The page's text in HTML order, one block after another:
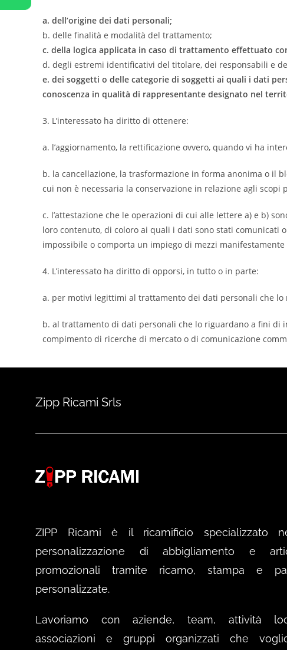
a. dell’origine dei dati personali;
b. delle finalità e modalità del trattamento;
c. della logica applicata in caso di trattamento effettuato
d. degli estremi identificativi del titolare, dei responsabili e
e. dei soggetti o delle categorie di soggetti ai quali i dati
conoscenza in qualità di rappresentante designato nel
3. L’interessato ha diritto di ottenere:
a. l’aggiornamento, la rettificazione ovvero, quando vi ha
b. la cancellazione, la trasformazione in forma anonima o il
cui non è necessaria la conservazione in relazione agli
c. l’attestazione che le operazioni di cui alle lettere a) e b)
loro contenuto, di coloro ai quali i dati sono stati comunicati
impossibile o comporta un impiego di mezzi
4. L’interessato ha diritto di opporsi, in tutto o in parte:
a. per motivi legittimi al trattamento dei dati personali che
b. al trattamento di dati personali che lo riguardano a fini
compimento di ricerche di mercato o di comunicazione
Zipp Ricami Srls
ZIPP Ricami è il ricamificio specializzato
personalizzazione di abbigliamento e
promozionali tramite ricamo, stampa e
personalizzate.
Lavoriamo con aziende, team, attività
associazioni e gruppi organizzati che